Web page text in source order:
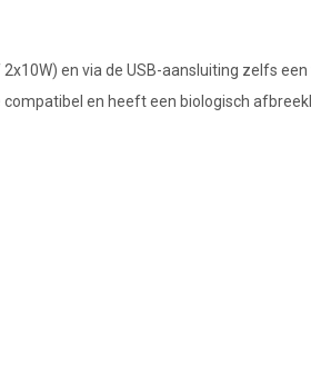
en via de USB-aansluiting zelfs een
en heeft een biologisch